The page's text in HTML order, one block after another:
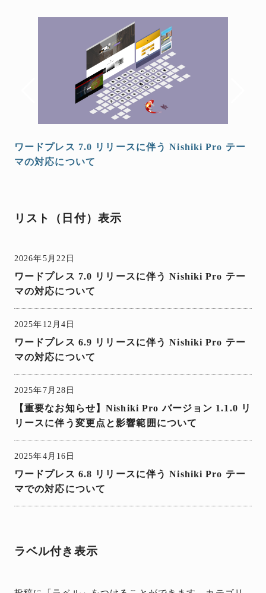
ワードプレス 7.0 リリースに伴う Nishiki Pro テー
マの対応について
リスト（日付）表示
2026年5月22日
ワードプレス 7.0 リリースに伴う Nishiki Pro テー
マの対応について
2025年12月4日
ワードプレス 6.9 リリースに伴う Nishiki Pro テー
マの対応について
2025年7月28日
【重要なお知らせ】Nishiki Pro バージョン 1.1.0 リ
リースに伴う変更点と影響範囲について
2025年4月16日
ワードプレス 6.8 リリースに伴う Nishiki Pro テー
マでの対応について
ラベル付き表示